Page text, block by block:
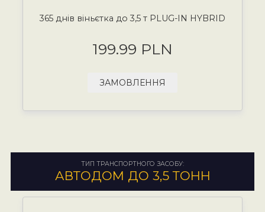
365 днів віньєтка до 3,5 т PLUG-IN HYBRID
199.99 PLN
ЗАМОВЛЕННЯ
ТИП ТРАНСПОРТНОГО ЗАСОБУ:
АВТОДОМ ДО 3,5 ТОНН